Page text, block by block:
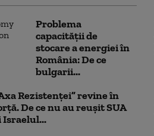
Problema
capacității de
stocare a energiei în
România: De ce
bulgarii...
Rezistenței” revine în
De ce nu au reușit SUA
Israelul...